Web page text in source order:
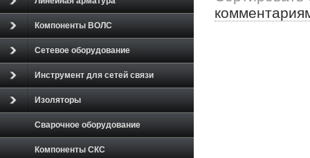
Компоненты ВОЛС
Сетевое оборудование
Инструмент для сетей связи
Изоляторы
Сварочное оборудование
Компоненты СКС